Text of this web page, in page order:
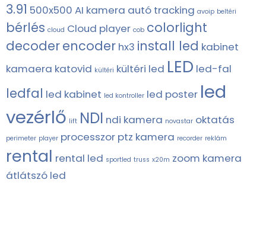
3.91 500x500 AI kamera autó tracking avoip beltéri
bérlés cloud Cloud player cob colorlight
decoderencoder hx3 install led kabinet
kamaera katovid kültéri kültéri led LED led-fal
ledfal led kabinet led kontroller led poster led
vezérlő lift NDI ndi kamera novastar oktatás
perimeter player processzor ptz kamera recorder reklám
rental rental led sportled truss x20m zoom kamera
átlátszó led